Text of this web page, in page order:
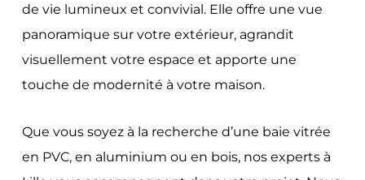
de vie lumineux et convivial. Elle offre une vue
panoramique sur votre extérieur, agrandit
visuellement votre espace et apporte une
touche de modernité à votre maison.
Que vous soyez à la recherche d’une baie vitrée
en PVC, en aluminium ou en bois, nos experts à